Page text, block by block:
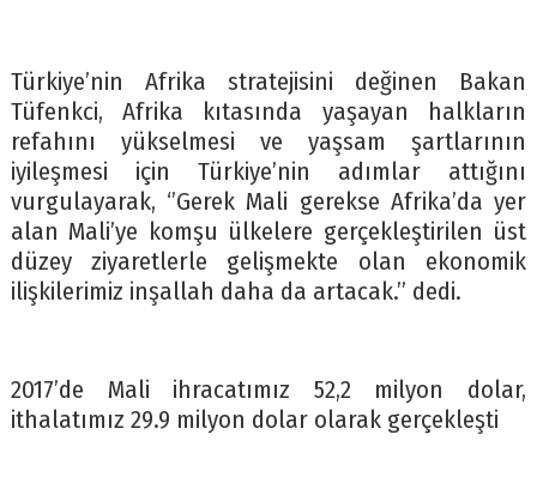
Türkiye’nin Afrika stratejisini değinen Bakan
Tüfenkci, Afrika kıtasında yaşayan halkların
refahını yükselmesi ve yaşsam şartlarının
iyileşmesi için Türkiye’nin adımlar attığını
vurgulayarak, ‘’Gerek Mali gerekse Afrika’da yer
alan Mali’ye komşu ülkelere gerçekleştirilen üst
düzey ziyaretlerle gelişmekte olan ekonomik
ilişkilerimiz inşallah daha da artacak.’’ dedi.
2017’de Mali ihracatımız 52,2 milyon dolar,
ithalatımız 29.9 milyon dolar olarak gerçekleşti